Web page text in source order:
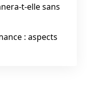
t-elle sans
: aspects